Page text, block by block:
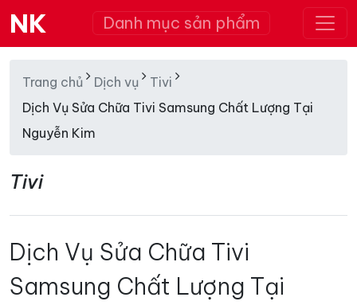
NK Danh mục sản phẩm
Trang chủ Dịch vụ
Tivi
Dịch Vụ Sửa Chữa Tivi Samsung Chất Lượng Tại
Nguyễn Kim
Tivi
Dịch Vụ Sửa Chữa Tivi
Samsung Chất Lượng Tại